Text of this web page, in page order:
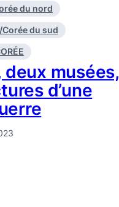
du nord
du sud
deux musées,
d’une